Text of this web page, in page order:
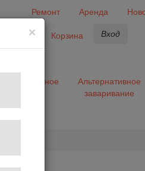
Ремонт Аренда
Корзина Вход
Разное
Альтернативное
заваривание
×